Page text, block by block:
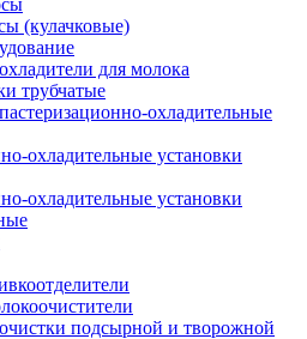
(кулачковые)
для молока
трубчатые
охладительные
охладительные установки
охладительные установки
подсырной и творожной